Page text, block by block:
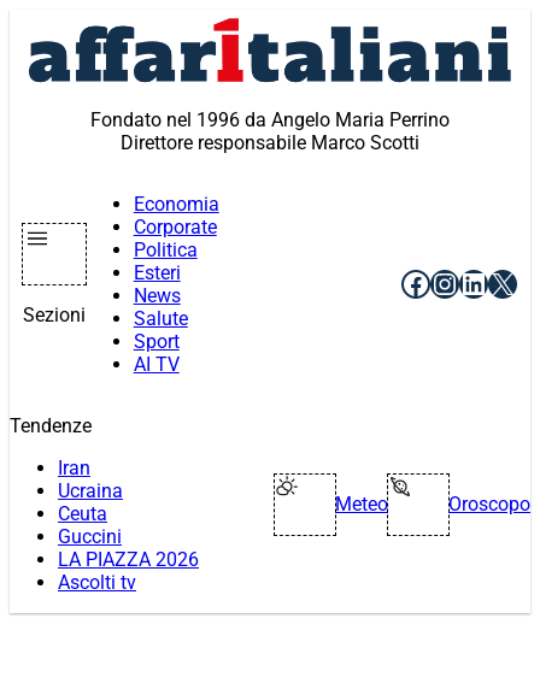
contenuto
Fondato nel 1996 da Angelo Maria Perrino
Direttore responsabile Marco Scotti
Sezioni
Economia
Corporate
Politica
Esteri
News
Salute
Sport
AI TV
Facebook
X
Tendenze
Iran
Ucraina
Ceuta
Guccini
LA PIAZZA 2026
Ascolti tv
Meteo Oroscopo